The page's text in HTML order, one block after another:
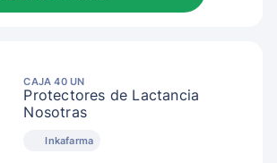
CAJA 40 UN
Protectores de Lactancia
Nosotras
Inkafarma